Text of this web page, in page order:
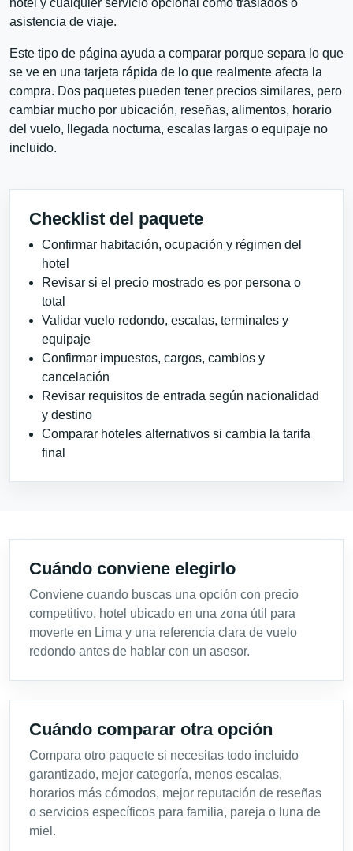
asistencia de viaje.
Este tipo de página ayuda a comparar porque separa lo que
se ve en una tarjeta rápida de lo que realmente afecta la
compra. Dos paquetes pueden tener precios similares, pero
cambiar mucho por ubicación, reseñas, alimentos, horario
del vuelo, llegada nocturna, escalas largas o equipaje no
incluido.
Checklist del paquete
Confirmar habitación, ocupación y régimen del
hotel
Revisar si el precio mostrado es por persona o
total
Validar vuelo redondo, escalas, terminales y
equipaje
Confirmar impuestos, cargos, cambios y
cancelación
Revisar requisitos de entrada según nacionalidad
y destino
Comparar hoteles alternativos si cambia la tarifa
final
Cuándo conviene elegirlo
Conviene cuando buscas una opción con precio
competitivo, hotel ubicado en una zona útil para
moverte en Lima y una referencia clara de vuelo
redondo antes de hablar con un asesor.
Cuándo comparar otra opción
Compara otro paquete si necesitas todo incluido
garantizado, mejor categoría, menos escalas,
horarios más cómodos, mejor reputación de reseñas
o servicios específicos para familia, pareja o luna de
miel.